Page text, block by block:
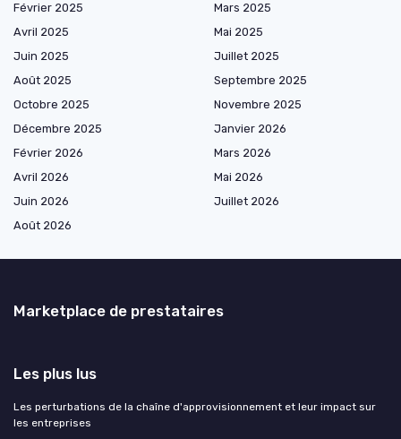
Février 2025
Mars 2025
Avril 2025
Mai 2025
Juin 2025
Juillet 2025
Août 2025
Septembre 2025
Octobre 2025
Novembre 2025
Décembre 2025
Janvier 2026
Février 2026
Mars 2026
Avril 2026
Mai 2026
Juin 2026
Juillet 2026
Août 2026
Marketplace de prestataires
Les plus lus
Les perturbations de la chaîne d'approvisionnement et leur impact sur
les entreprises